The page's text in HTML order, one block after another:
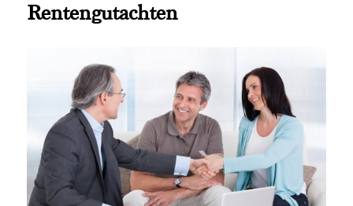
Rentengutachten